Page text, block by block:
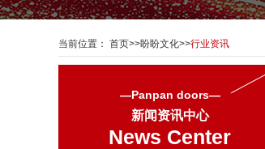
当前位置： 首页>>盼盼文化>>行业资讯
—Panpan doors—
新闻资讯中心
News Center